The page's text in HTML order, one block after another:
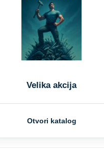
Velika akcija
Otvori katalog